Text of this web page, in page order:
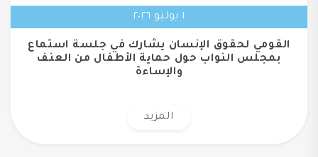
١ يوليو ٢٠٢٦
القومي لحقوق الإنسان يشارك في جلسة استماع
بمجلس النواب حول حماية الأطفال من العنف
والإساءة
المزيد